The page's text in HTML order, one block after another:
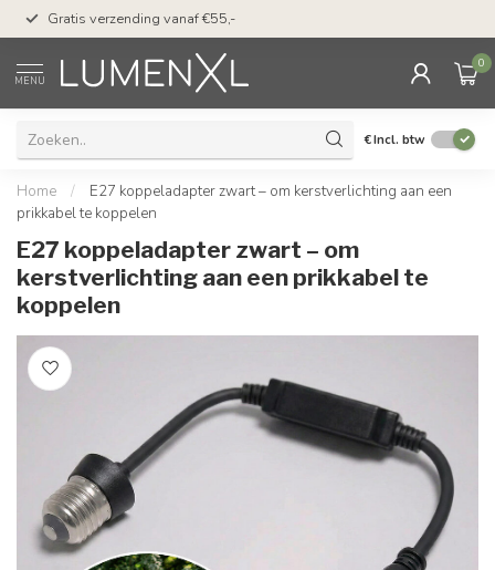
Gratis verzending vanaf €55,-
MENU
0
€Incl. btw
Home /
E27 koppeladapter zwart – om kerstverlichting aan een
prikkabel te koppelen
E27 koppeladapter zwart – om
kerstverlichting aan een prikkabel te
koppelen